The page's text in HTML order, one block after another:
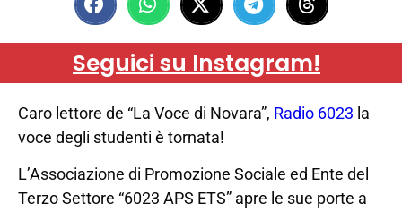
Seguici su Instagram!
Caro lettore de “La Voce di Novara”, Radio 6023 la
voce degli studenti è tornata!
L’Associazione di Promozione Sociale ed Ente del
Terzo Settore “6023 APS ETS” apre le sue porte a